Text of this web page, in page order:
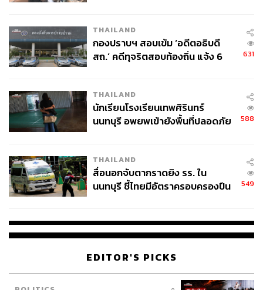
จ่ายหนี้-แอบระบุแบรนด์
THAILAND
กองปราบฯ สอบเข้ม ‘อดีตอธิบดี
สถ.’ คดีทุจริตสอบท้องถิ่น แจ้ง 6
631
THAILAND
นักเรียนโรงเรียนเทพศิรินทร์
นนทบุรี อพยพเข้ายังพื้นที่ปลอดภัย
588
THAILAND
สื่อนอกจับตากราดยิง รร. ใน
นนทบุรี ชี้ไทยมีอัตราครอบครองปืน
549
EDITOR'S PICKS